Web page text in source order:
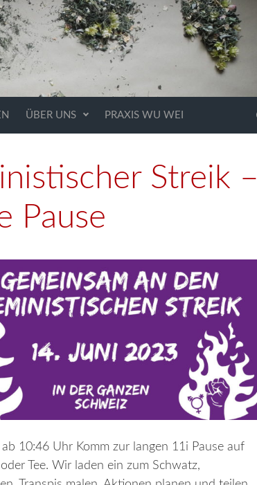
ÜBER UNS PRAXIS WU WEI
Streik –
Pause
10:46 Uhr Komm zur langen 11i Pause auf
Tee. Wir laden ein zum Schwatz,